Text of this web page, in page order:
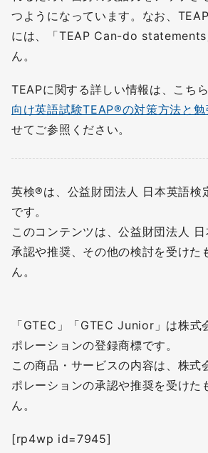
つようになっています。なお、
には、「TEAP Can-do statements
ん。
TEAPに関する詳しい情報は、こち
向け英語試験TEAP®の対策方法と勉
せてご参照ください。
英検®は、公益財団法人 日本英語検
です。
このコンテンツは、公益財団法人
承認や推奨、その他の検討を受けた
ん。
「GTEC」「GTEC Junior」は株式
ポレーションの登録商標です。
この商品・サービスの内容は、株式
ポレーションの承認や推奨を受けた
ん。
[rp4wp id=7945]